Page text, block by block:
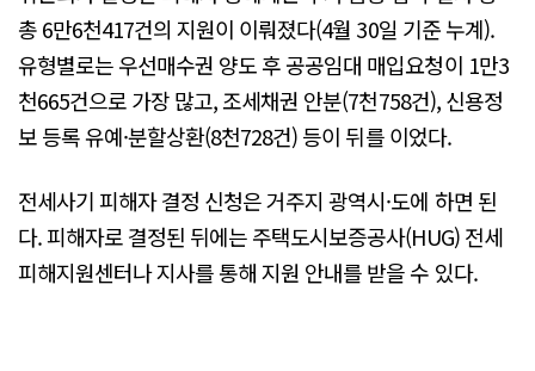
총 6만6천417건의 지원이 이뤄졌다(4월 30일 기준 누계).
유형별로는 우선매수권 양도 후 공공임대 매입요청이 1만3
천665건으로 가장 많고, 조세채권 안분(7천758건), 신용정
보 등록 유예·분할상환(8천728건) 등이 뒤를 이었다.
전세사기 피해자 결정 신청은 거주지 광역시·도에 하면 된
다. 피해자로 결정된 뒤에는 주택도시보증공사(HUG) 전세
피해지원센터나 지사를 통해 지원 안내를 받을 수 있다.